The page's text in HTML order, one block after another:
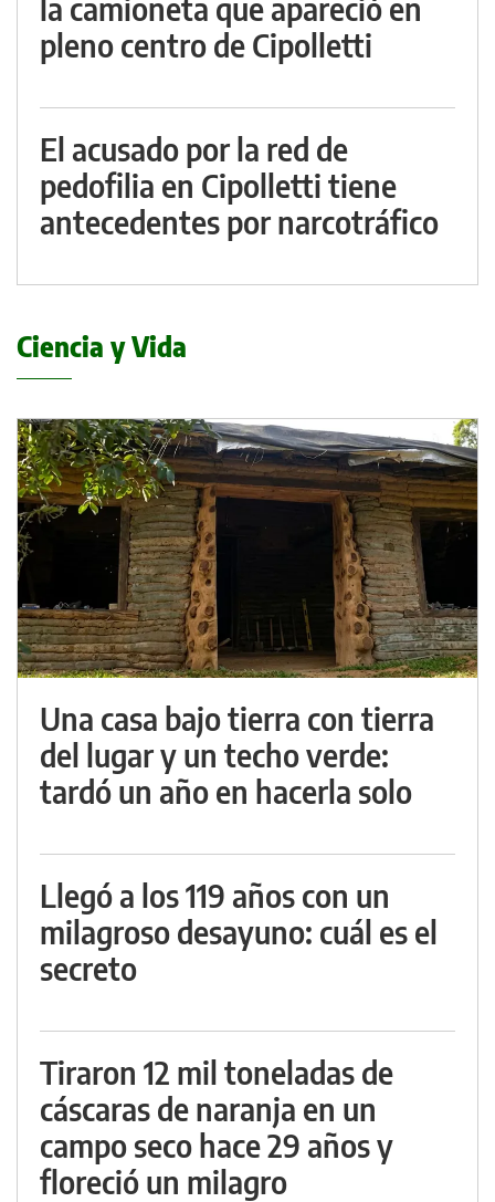
la camioneta que apareció en
pleno centro de Cipolletti
El acusado por la red de
pedofilia en Cipolletti tiene
antecedentes por narcotráfico
Ciencia y Vida
Una casa bajo tierra con tierra
del lugar y un techo verde:
tardó un año en hacerla solo
Llegó a los 119 años con un
milagroso desayuno: cuál es el
secreto
Tiraron 12 mil toneladas de
cáscaras de naranja en un
campo seco hace 29 años y
floreció un milagro